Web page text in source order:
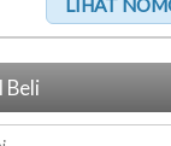
Beli